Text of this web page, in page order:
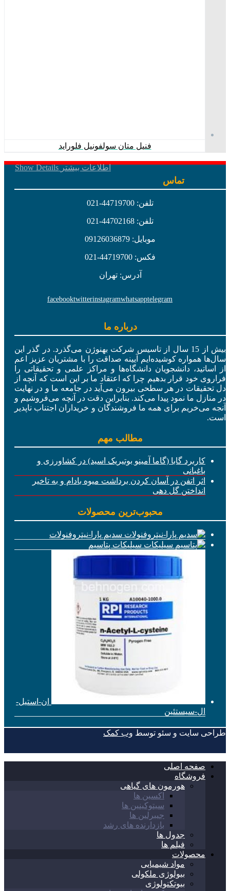
فنیل متان سولفونیل فلوراید
اطلاعات بیشترShow Details
تماس
تلفن: 44719700-021
تلفن: 44702168-021
موبایل: 09126036879
فکس: 44719700-021
آدرس: تهران
telegram
whatsapp
instagram
twitter
facebook
درباره ما
بیش از 15 سال از تاسیس شرکت بهنوژن می‌گذرد. در گذر این
سال‌ها همواره کوشیده‌ایم آیینه صداقت را با مشتریان عزیز اعم
از اساتید، دانشجویان دانشگاه‌ها و مراکز علمی و تحقیقاتی را
فراروی خود قرار بدهیم چرا که اعتقاد ما بر این است که آنچه از
دل تحقیقات در هر سطحی بیرون می‌آید در جامعه ما و در نهایت
در منازل ما نمود پیدا می‌کند. بنابراین دقت در آنچه می‌فروشیم و
آنجه می‌خریم برای همه ما فروشندگان و خریداران اجتناب ناپدیر
است.
مطالب مهم
کاربرد گابا (گاما آمینو بوتیریک اسید) در کشاورزی و
باغبانی
اثر اتفن در آسان کردن برداشت میوه بادام و به تاخیر
انداختن گل دهی
محبوب‌ترین محصولات
سدیم پارا-نیتروفنولات
سیلیکات پتاسیم
ان-استیل-
ال-سیستئین
طراحی سایت و سئو توسط وب کمک
صفحه اصلی
فروشگاه
هورمون های گیاهی
اکسین ها
سیتوکینین ها
جیبرلین ها
بازدارنده های رشد
جدول ها
فیلم ها
محصولات
مواد شیمیایی
بیولوژی ملکولی
بیوتکنولوژی